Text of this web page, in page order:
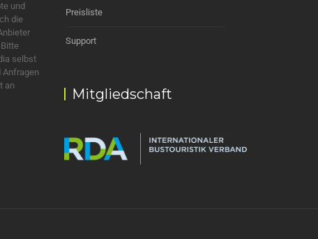
und
die
selbst
Anfragen
an
Preisliste
Support
Mitgliedschaft